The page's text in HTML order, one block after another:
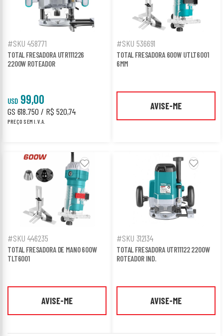
#SKU 458771
TOTAL FRESADORA UTR111226
2200W ROTEADOR
USD 99,00
GS 618.750 / R$ 520,74
PREÇO SEM I.V.A.
#SKU 536691
TOTAL FRESADORA 600W UTLT6001
6MM
AVISE-ME
#SKU 446235
TOTAL FRESADORA DE MANO 600W
TLT6001
AVISE-ME
#SKU 312134
TOTAL FRESADORA UTR11122 2200W
ROTEADOR IND.
AVISE-ME